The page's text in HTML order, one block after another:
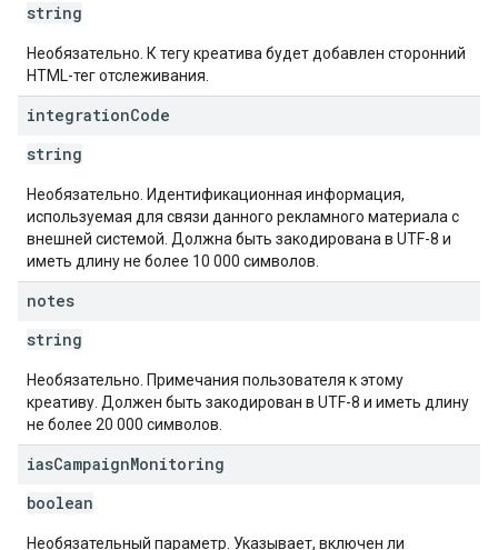
string
Необязательно. К тегу креатива будет добавлен сторонний
HTML-тег отслеживания.
integrationCode
string
Необязательно. Идентификационная информация,
используемая для связи данного рекламного материала с
внешней системой. Должна быть закодирована в UTF-8 и
иметь длину не более 10 000 символов.
notes
string
Необязательно. Примечания пользователя к этому
креативу. Должен быть закодирован в UTF-8 и иметь длину
не более 20 000 символов.
iasCampaignMonitoring
boolean
Необязательный параметр. Указывает, включен ли